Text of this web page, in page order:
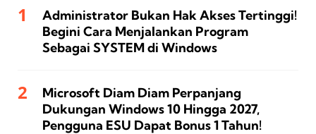
Administrator Bukan Hak Akses Tertinggi!
Begini Cara Menjalankan Program
Sebagai SYSTEM di Windows
Microsoft Diam Diam Perpanjang
Dukungan Windows 10 Hingga 2027,
Pengguna ESU Dapat Bonus 1 Tahun!